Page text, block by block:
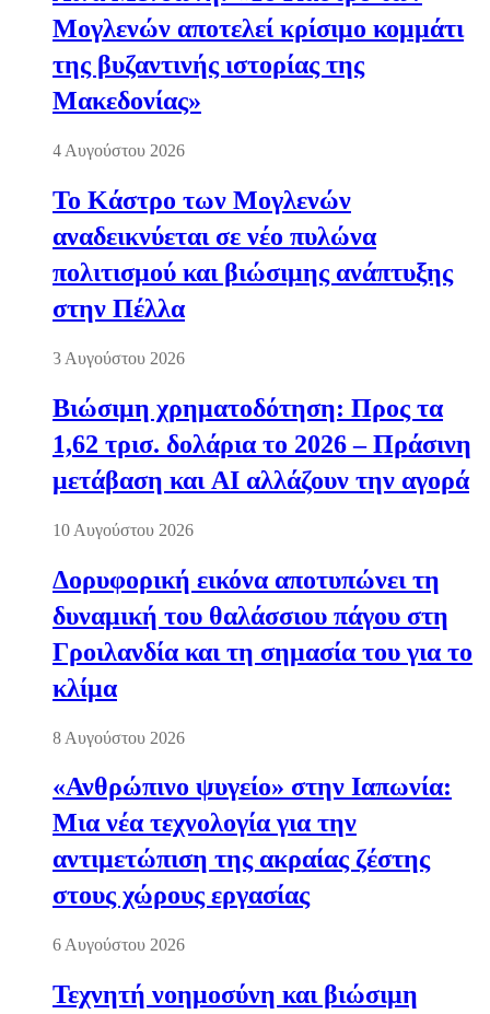
Μογλενών αποτελεί κρίσιμο κομμάτι
της βυζαντινής ιστορίας της
Μακεδονίας»
4 Αυγούστου 2026
Το Κάστρο των Μογλενών
αναδεικνύεται σε νέο πυλώνα
πολιτισμού και βιώσιμης ανάπτυξης
στην Πέλλα
3 Αυγούστου 2026
Βιώσιμη χρηματοδότηση: Προς τα
1,62 τρισ. δολάρια το 2026 – Πράσινη
μετάβαση και AI αλλάζουν την αγορά
10 Αυγούστου 2026
Δορυφορική εικόνα αποτυπώνει τη
δυναμική του θαλάσσιου πάγου στη
Γροιλανδία και τη σημασία του για το
κλίμα
8 Αυγούστου 2026
«Ανθρώπινο ψυγείο» στην Ιαπωνία:
Μια νέα τεχνολογία για την
αντιμετώπιση της ακραίας ζέστης
στους χώρους εργασίας
6 Αυγούστου 2026
Τεχνητή νοημοσύνη και βιώσιμη